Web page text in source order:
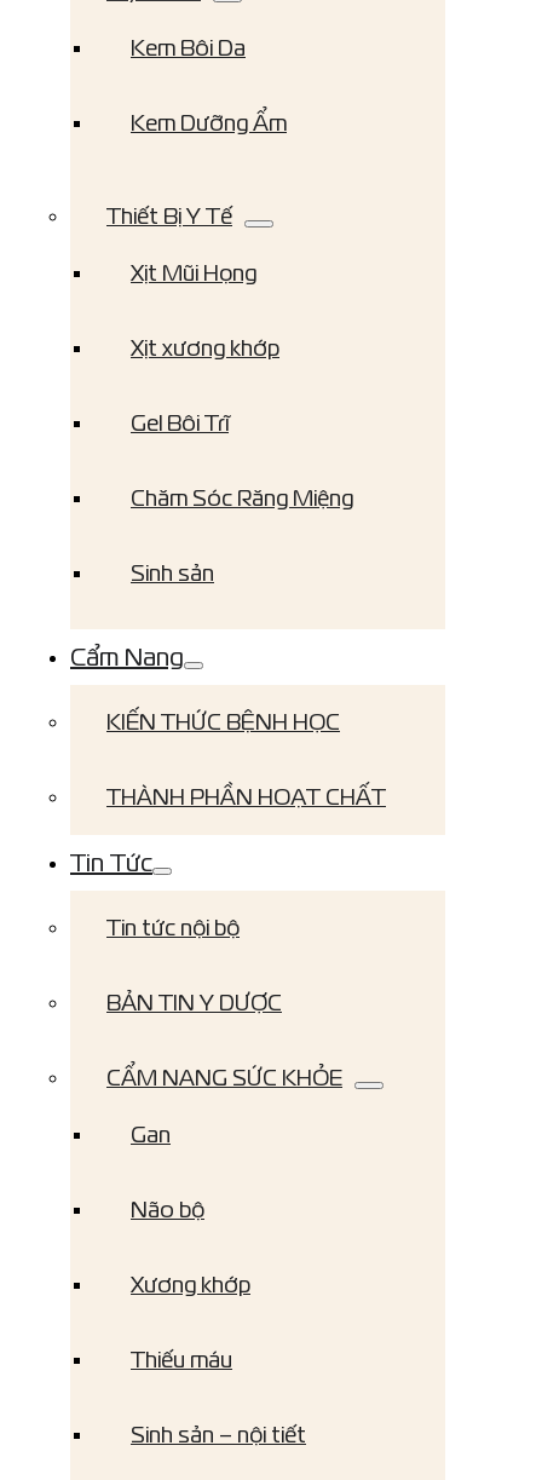
Kem Bôi Da
Kem Dưỡng Ẩm
Thiết Bị Y Tế
Xịt Mũi Họng
Xịt xương khớp
Gel Bôi Trĩ
Chăm Sóc Răng Miệng
Sinh sản
Cẩm Nang
KIẾN THỨC BỆNH HỌC
THÀNH PHẦN HOẠT CHẤT
Tin Tức
Tin tức nội bộ
BẢN TIN Y DƯỢC
CẨM NANG SỨC KHỎE
Gan
Não bộ
Xương khớp
Thiếu máu
Sinh sản – nội tiết